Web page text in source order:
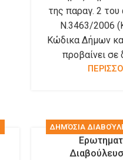
της παραγ. 2 του
Ν.3463/2006
Κώδικα Δήμων
προβαίνει σε
ΔΗΜΌΣΙΑ